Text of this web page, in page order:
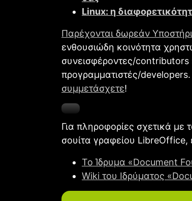
Linux: η
Παρέχονται δωρεάν
ενθουσιώδη κοινότητα
συνεισφέροντες/contributors
προγραμματιστές/
συμμετάσχετε!
Για πληροφορίες σχετικά
σουίτα γραφείου LibreOffice,
Το Ίδρυμα «Document
Wiki του Ιδρύματος